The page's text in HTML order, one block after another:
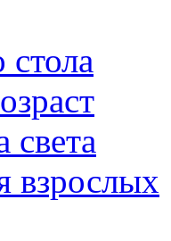
света
взрослых